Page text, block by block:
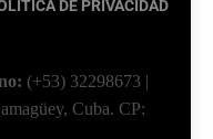
DE PRIVACIDAD
(+53) 32298673 |
Cuba. CP: